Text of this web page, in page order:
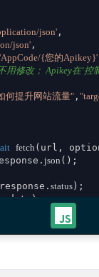
json' ,
json' ,
'AppCode/{您的Apikey}'
用修改； Apikey在‘控
何提升网站流量" ,
fetch (url,
json ();
status );
, data);